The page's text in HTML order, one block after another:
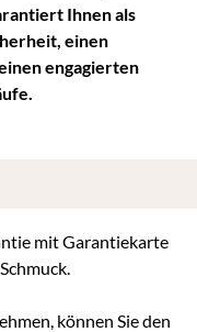
Ihnen als
einen
engagierten
mit Garantiekarte
können Sie den